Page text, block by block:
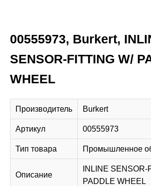
00555973, Burkert,
SENSOR-FITTING W/
WHEEL
Производитель Burkert
Артикул 00555973
Тип товара Промышленное
Описание
INLINE SENSOR-
PADDLE WHEEL